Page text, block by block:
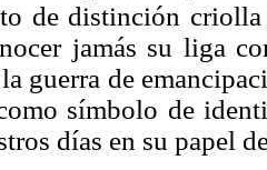
de distinción
jamás su liga
guerra de
símbolo de
días en su papel